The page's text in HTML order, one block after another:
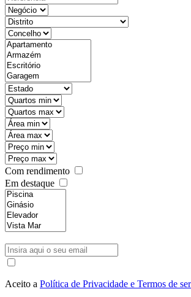
Com rendimento
Em destaque
Aceito a Política de Privacidade e Termos de